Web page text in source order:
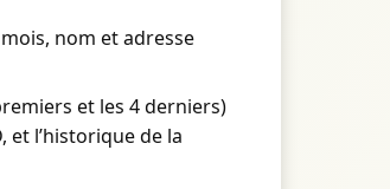
nom et adresse
et les 4 derniers)
l’historique de la